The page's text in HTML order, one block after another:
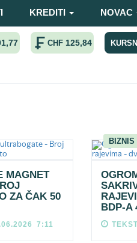
KREDITI NOVAC
CHF 125,84
MAGNET
ZA ČAK 50
7:11
BIZNIS
BDP-A